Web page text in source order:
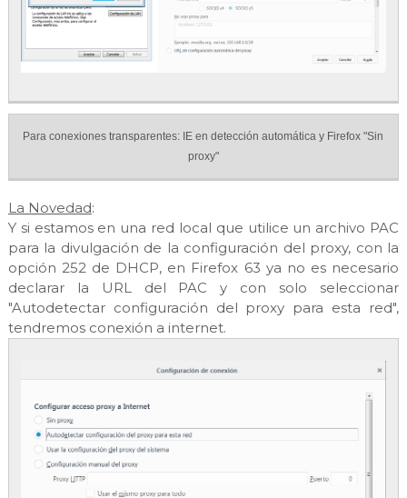
Para conexiones transparentes: IE en detección automática y Firefox "Sin
proxy"
La Novedad:
Y si estamos en una red local que utilice un archivo PAC
para la divulgación de la configuración del proxy, con la
opción 252 de DHCP, en Firefox 63 ya no es necesario
declarar la URL del PAC y con solo seleccionar
"Autodetectar configuración del proxy para esta red",
tendremos conexión a internet.